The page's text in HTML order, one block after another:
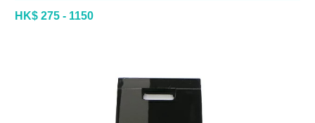
HK$ 275 - 1150